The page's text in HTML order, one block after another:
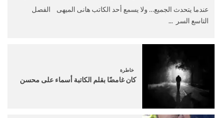
عندما يتحدث الجميع… ولا يسمع أحد الكاتب هانى الميهى الفصل
التاسع السر ...
خاطرة
كان غامضًا بقلم الكاتبة أسماء على محسن